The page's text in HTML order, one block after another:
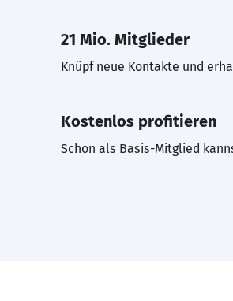
21 Mio. Mitglieder
Knüpf neue Kontakte und
Kostenlos profitieren
Schon als Basis-Mitglied